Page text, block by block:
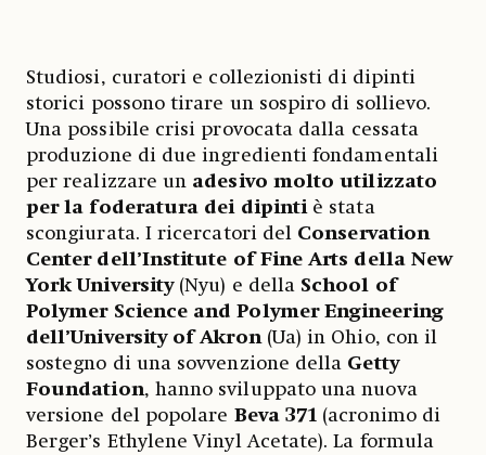
Studiosi, curatori e collezionisti di dipinti
storici possono tirare un sospiro di sollievo.
Una possibile crisi provocata dalla cessata
produzione di due ingredienti fondamentali
per realizzare un adesivo molto utilizzato
per la foderatura dei dipinti è stata
scongiurata. I ricercatori del Conservation
Center dell’Institute of Fine Arts della New
York University(Nyu) e della School of
Polymer Science and Polymer Engineering
dell’University of Akron(Ua) in Ohio, con il
sostegno di una sovvenzione della Getty
Foundation, hanno sviluppato una nuova
versione del popolare Beva 371 (acronimo di
Berger’s Ethylene Vinyl Acetate). La formula